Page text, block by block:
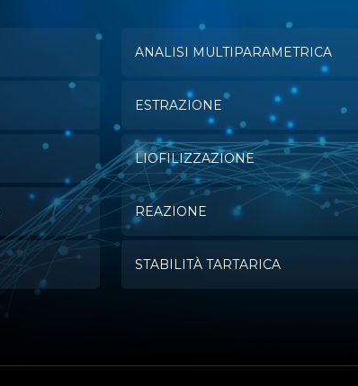
ANALISI MULTIPARAMETRICA
ESTRAZIONE
LIOFILIZZAZIONE
REAZIONE
STABILITÀ TARTARICA